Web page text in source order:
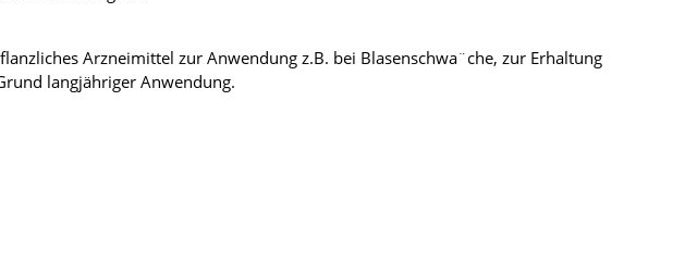
Arzneimittel zur Anwendung z.B. bei Blasenschwa¨che, zur Erhaltung
langjähriger Anwendung.